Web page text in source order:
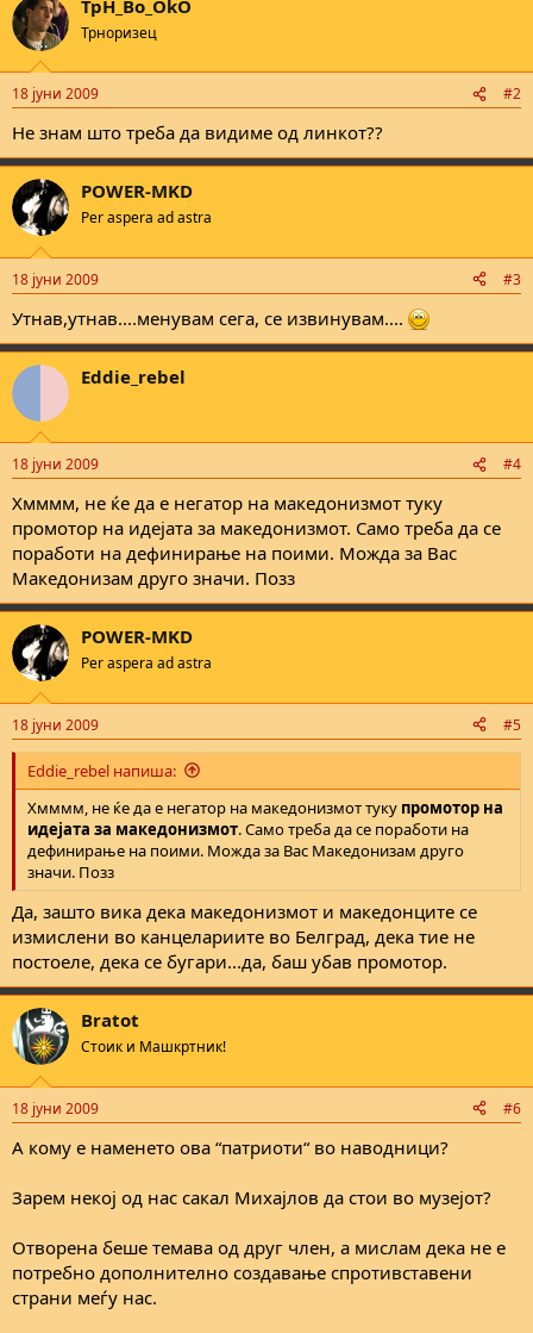
c
t
i
s
TpH_Bo_OkO
Трноризец
18 јуни 2009 #2
Не знам што треба да видиме од линкот??
POWER-MKD
Per aspera ad astra
18 јуни 2009 #3
Утнав,утнав....менувам сега, се извинувам....
Eddie_rebel
18 јуни 2009 #4
Хмммм, не ќе да е негатор на македонизмот туку
промотор на идејата за македонизмот. Само треба да се
поработи на дефинирање на поими. Можда за Вас
Македонизам друго значи. Позз
POWER-MKD
Per aspera ad astra
18 јуни 2009 #5
Eddie_rebel напиша:
Хмммм, не ќе да е негатор на македонизмот туку промотор на
идејата за македонизмот. Само треба да се поработи на
дефинирање на поими. Можда за Вас Македонизам друго
значи. Позз
Да, зашто вика дека македонизмот и македонците се
измислени во канцелариите во Белград, дека тие не
постоеле, дека се бугари...да, баш убав промотор.
Bratot
Стоик и Машкртник!
18 јуни 2009 #6
А кому е наменето ова “патриоти“ во наводници?
Зарем некој од нас сакал Михајлов да стои во музејот?
Отворена беше темава од друг член, а мислам дека не е
потребно дополнително создавање спротивставени
страни меѓу нас.